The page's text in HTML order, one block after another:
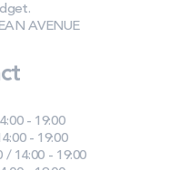
AVENUE
- 19:00
- 19:00
/ 14:00 - 19:00